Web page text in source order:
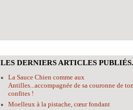
LES DERNIERS ARTICLES
La Sauce Chien comme aux
Antilles...accompagnée de sa couronne de
confites !
Moelleux à la pistache, cœur fondant